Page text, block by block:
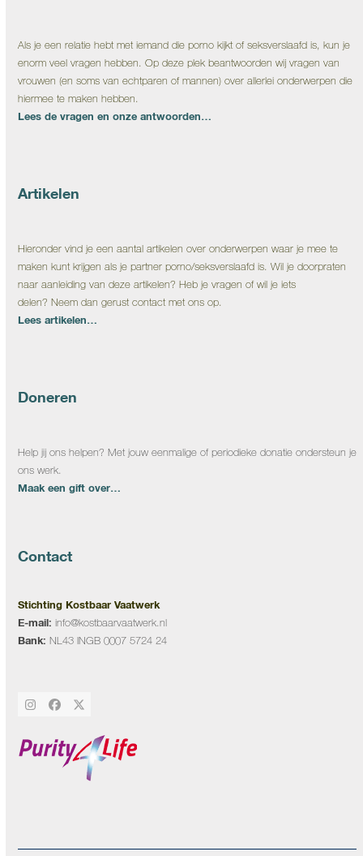
Als je een relatie hebt met iemand die porno kijkt of seksverslaafd is, kun je
enorm veel vragen hebben. Op deze plek beantwoorden wij vragen van
vrouwen (en soms van echtparen of mannen) over allerlei onderwerpen die
hiermee te maken hebben.
Lees de vragen en onze antwoorden…
Artikelen
Hieronder vind je een aantal artikelen over onderwerpen waar je mee te
maken kunt krijgen als je partner porno/seksverslaafd is. Wil je doorpraten
naar aanleiding van deze artikelen? Heb je vragen of wil je iets
delen? Neem dan gerust contact met ons op.
Lees artikelen…
Doneren
Help jij ons helpen? Met jouw eenmalige of periodieke donatie ondersteun je
ons werk.
Maak een gift over…
Contact
Stichting Kostbaar Vaatwerk
E-mail: info@kostbaarvaatwerk.nl
Bank: NL43 INGB 0007 5724 24
Instagram
Facebook
Twitter